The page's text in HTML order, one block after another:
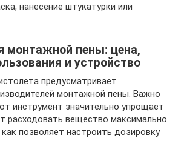
нанесение штукатурки или
монтажной пены: цена,
и устройство
предусматривает
монтажной пены. Важно
инструмент значительно упрощает
расходовать вещество максимально
позволяет настроить дозировку